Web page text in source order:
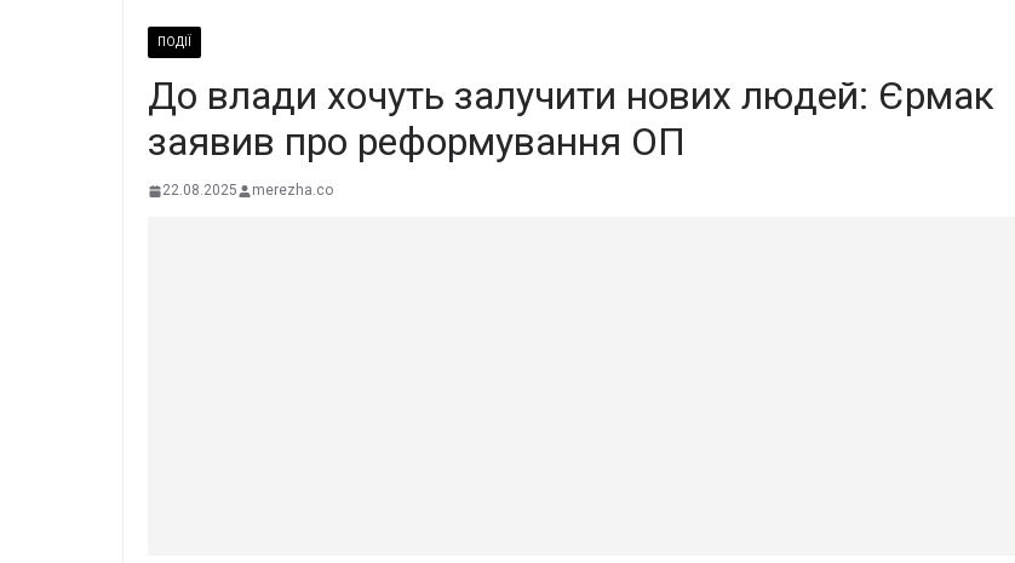
ПОДІЇ
До влади хочуть залучити нових людей: Єрмак
заявив про реформування ОП
22.08.2025 merezha.co